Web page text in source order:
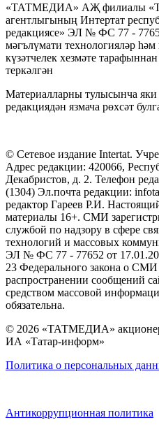
«ТАТМЕДИА» АҖ филиалы
агентлыгының Интертат
редакциясе» ЭЛ № ФС 77 -
мәгълүмати технологияләр
күзәтчелек хезмәте
теркәлгән
Материалларны тулысынча
редакциядән язмача рөхсәт
© Сетевое издание Intertat.
Адрес редакции: 420066,
Декабристов, д. 2. Телефон
(1304) Эл.почта редакции:
редактор Гареев Р.И.
материалы 16+. СМИ
службой по надзору в сфере
технологий и массовых
ЭЛ № ФС 77 - 77652 от
23 Федерального закона о СМИ
распространении сообщений
средством массовой
обязательна.
© 2026 «ТАТМЕДИА»
ИА «Татар-информ»
Политика о персональных
Антикоррупционная политика